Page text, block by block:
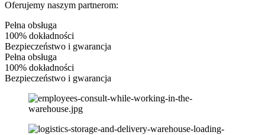
Oferujemy naszym partnerom:
Pełna obsługa
100% dokładności
Bezpieczeństwo i gwarancja
Pełna obsługa
100% dokładności
Bezpieczeństwo i gwarancja